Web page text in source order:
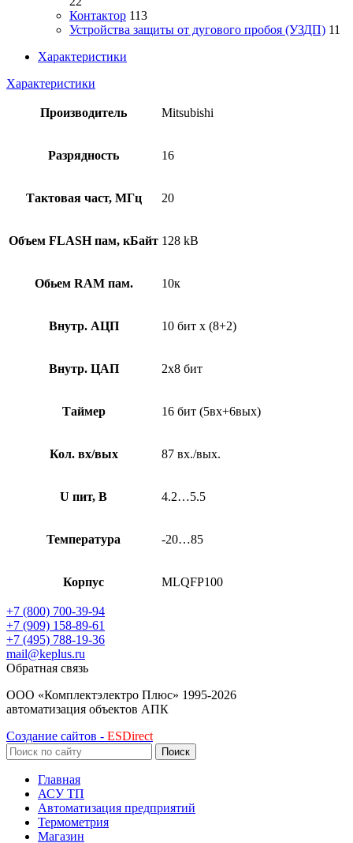
Контактор 113
Устройства защиты от дугового пробоя (УЗДП) 11
Характеристики
Характеристики
Производитель Mitsubishi
Разрядность 16
Тактовая част, МГц 20
Объем FLASH пам, кБайт 128 kB
Обьем RAM пам. 10к
Внутр. АЦП 10 бит х (8+2)
Внутр. ЦАП 2х8 бит
Таймер 16 бит (5вх+6вых)
Кол. вх/вых 87 вх./вых.
U пит, В 4.2…5.5
Температура -20…85
Корпус MLQFP100
+7 (800) 700-39-94
+7 (909) 158-89-61
+7 (495) 788-19-36
mail@keplus.ru
Обратная связь
ООО «Комплектэлектро Плюс» 1995-2026
автоматизация объектов АПК
Создание сайтов - ESDirect
Поиск
Главная
АСУ ТП
Автоматизация предприятий
Термометрия
Магазин